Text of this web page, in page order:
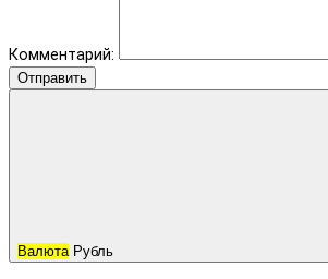
Комментарий:
Отправить
Валюта Рубль